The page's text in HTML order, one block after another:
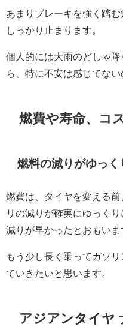
あまりブレーキを強く踏む
しっかり止まります。
個人的には大雨のどしゃ
ら、特に不安は感じてな
燃費や寿命、コ
燃料の減りがゆっく
燃費は、タイヤを変える
リの減りが確実にゆっく
減りが早かったとおもいま
もう少し長く乗ってガソ
ていきたいと思います。
アジアンタイヤ